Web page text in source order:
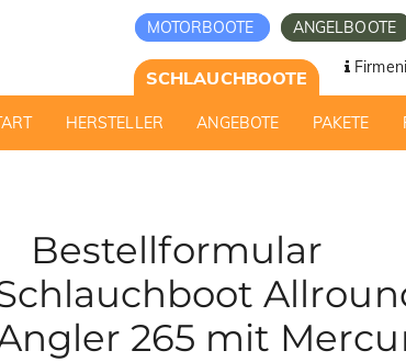
MOTORBOOTE ANGELBOOTE
SCHLAUCHBOOTE
HERSTELLER ANGEBOTE PAKETE
Bestellformular
265 mit